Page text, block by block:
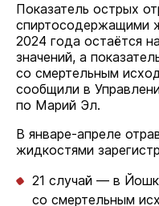
Показатель острых
спиртосодержащими
2024 года остаётся
значений, а
со смертельным
сообщили в
по Марий Эл.
В январе-апреле
жидкостями
21 случай — в
со смертельным